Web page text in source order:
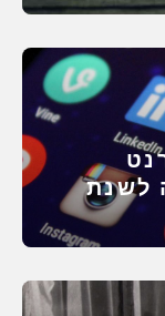
לשנת